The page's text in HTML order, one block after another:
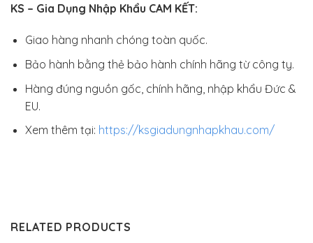
KS – Gia Dụng Nhập Khẩu CAM KẾT:
Giao hàng nhanh chóng toàn quốc.
Bảo hành bằng thẻ bảo hành chính hãng từ công ty.
Hàng đúng nguồn gốc, chính hãng, nhập khẩu Đức &
EU.
Xem thêm tại: https://ksgiadungnhapkhau.com/
RELATED PRODUCTS